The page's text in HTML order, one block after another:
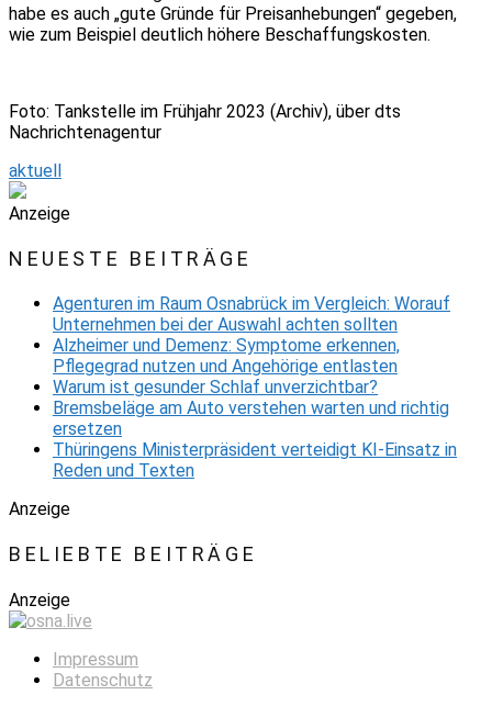
habe es auch „gute Gründe für Preisanhebungen“ gegeben,
wie zum Beispiel deutlich höhere Beschaffungskosten.
Foto: Tankstelle im Frühjahr 2023 (Archiv), über dts
Nachrichtenagentur
aktuell
Anzeige
NEUESTE BEITRÄGE
Agenturen im Raum Osnabrück im Vergleich: Worauf
Unternehmen bei der Auswahl achten sollten
Alzheimer und Demenz: Symptome erkennen,
Pflegegrad nutzen und Angehörige entlasten
Warum ist gesunder Schlaf unverzichtbar?
Bremsbeläge am Auto verstehen warten und richtig
ersetzen
Thüringens Ministerpräsident verteidigt KI-Einsatz in
Reden und Texten
Anzeige
BELIEBTE BEITRÄGE
Anzeige
Impressum
Datenschutz